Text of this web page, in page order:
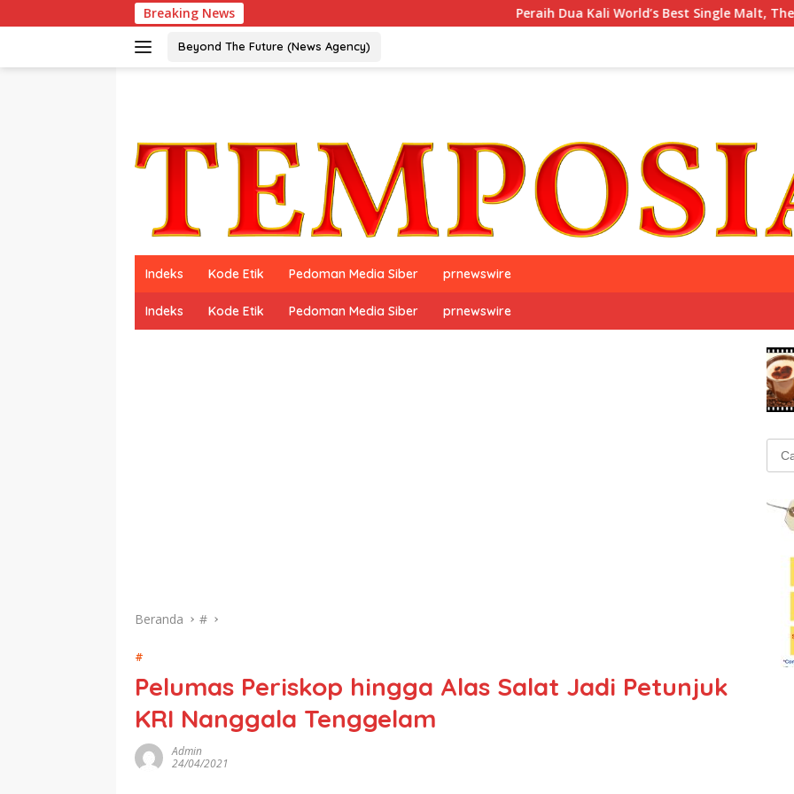
ke
Breaking News Peraih Dua Kali World’s Best Single Malt, The GlenAllachie,
Beyond The Future (News Agency)
Indeks Kode Etik Pedoman Media Siber prnewswire
Indeks Kode Etik Pedoman Media Siber prnewswire
Beranda #
#
Pelumas Periskop hingga Alas Salat Jadi Petunjuk
KRI Nanggala Tenggelam
Admin
24/04/2021